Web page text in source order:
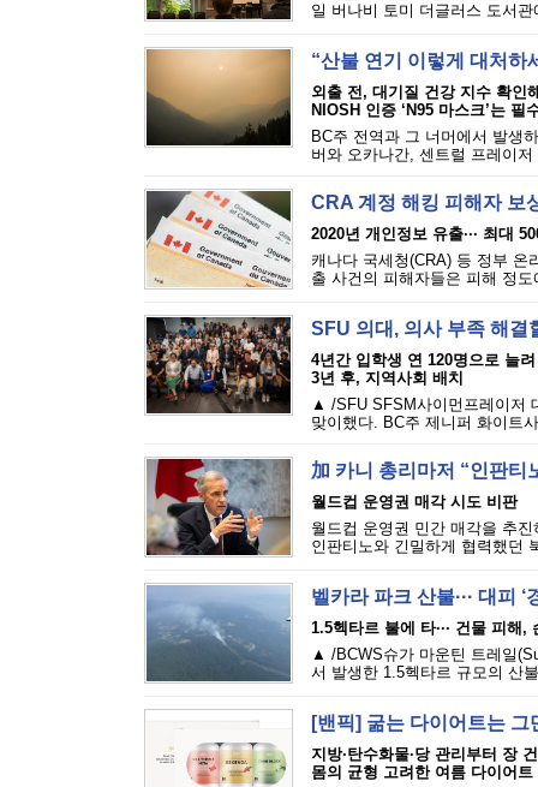
일 버나비 토미 더글러스 도서관
“산불 연기 이렇게 대처하
외출 전, 대기질 건강 지수 확인
NIOSH 인증 ‘N95 마스크’는 필
BC주 전역과 그 너머에서 발생
버와 오카나간, 센트럴 프레이
CRA 계정 해킹 피해자 보
2020년 개인정보 유출··· 최대
캐나다 국세청(CRA) 등 정부 온
출 사건의 피해자들은 피해 정
SFU 의대, 의사 부족 해
4년간 입학생 연 120명으로 늘려
3년 후, 지역사회 배치
▲ /SFU SFSM사이먼프레이저
맞이했다. BC주 제니퍼 화이트
加 카니 총리마저 “인판티
월드컵 운영권 매각 시도 비판
월드컵 운영권 민간 매각을 추
인판티노와 긴밀하게 협력했던
벨카라 파크 산불··· 대피
1.5헥타르 불에 타··· 건물 피해,
▲ /BCWS슈가 마운틴 트레일
서 발생한 1.5헥타르 규모의 산
[밴픽] 굶는 다이어트는 그
지방·탄수화물·당 관리부터 장
몸의 균형 고려한 여름 다이어트